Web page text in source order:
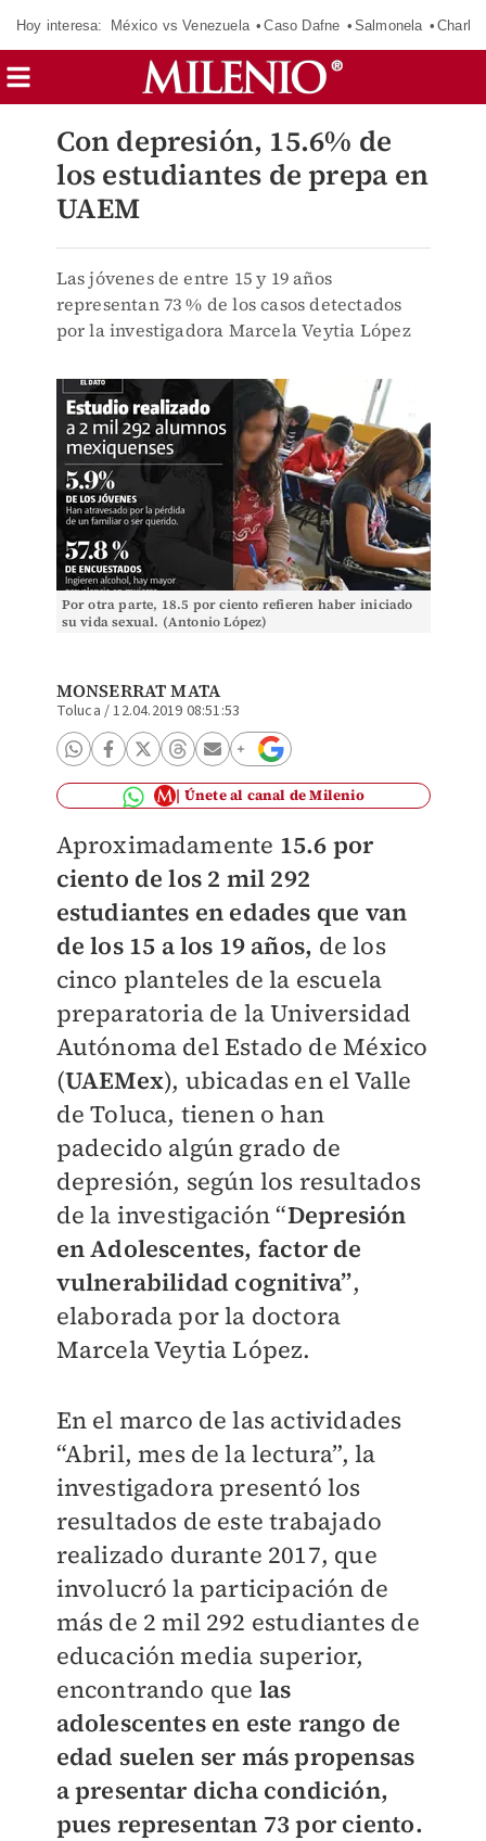
Hoy interesa: México vs Venezuela Caso Dafne Salmonela
Con depresión, 15.6% de
los estudiantes de prepa en
UAEM
Las jóvenes de entre 15 y 19 años
representan 73 % de los casos detectados
por la investigadora Marcela Veytia López
Por otra parte, 18.5 por ciento refieren haber iniciado
su vida sexual. (Antonio López)
MONSERRAT MATA
Toluca /12.04.2019 08:51:53
Únete al canal de Milenio
Aproximadamente 15.6 por
ciento de los 2 mil 292
estudiantes en edades que van
de los 15 a los 19 años, de los
cinco planteles de la escuela
preparatoria de la Universidad
Autónoma del Estado de México
(UAEMex), ubicadas en el Valle
de Toluca, tienen o han
padecido algún grado de
depresión, según los resultados
de la investigación “Depresión
en Adolescentes, factor de
vulnerabilidad cognitiva”,
elaborada por la doctora
Marcela Veytia López.
En el marco de las actividades
“Abril, mes de la lectura”, la
investigadora presentó los
resultados de este trabajado
realizado durante 2017, que
involucró la participación de
más de 2 mil 292 estudiantes de
educación media superior,
encontrando que las
adolescentes en este rango de
edad suelen ser más propensas
a presentar dicha condición,
pues representan 73 por ciento.